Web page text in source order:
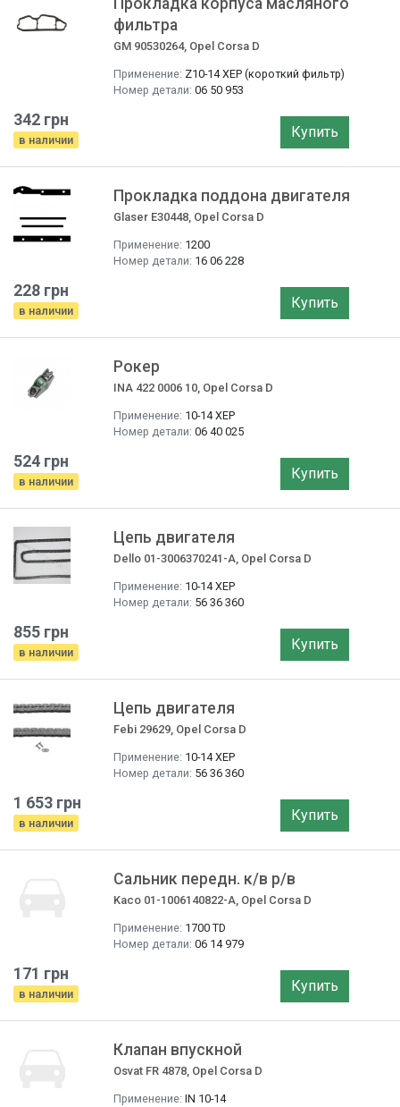
Прокладка корпуса масляного
фильтра
GM 90530264, Opel Corsa D
Применение: Z10-14 ХЕР (короткий фильтр)
Номер детали: 06 50 953
342 грн
в наличии Купить
Прокладка поддона двигателя
Glaser E30448, Opel Corsa D
Применение: 1200
Номер детали: 16 06 228
228 грн
в наличии Купить
Рокер
INA 422 0006 10, Opel Corsa D
Применение: 10-14 ХЕР
Номер детали: 06 40 025
524 грн
в наличии Купить
Цепь двигателя
Dello 01-3006370241-A, Opel Corsa D
Применение: 10-14 ХЕР
Номер детали: 56 36 360
855 грн
в наличии Купить
Цепь двигателя
Febi 29629, Opel Corsa D
Применение: 10-14 ХЕР
Номер детали: 56 36 360
1 653 грн
в наличии Купить
Сальник передн. к/в р/в
Kaco 01-1006140822-A, Opel Corsa D
Применение: 1700 TD
Номер детали: 06 14 979
171 грн
в наличии Купить
Клапан впускной
Osvat FR 4878, Opel Corsa D
Применение: IN 10-14